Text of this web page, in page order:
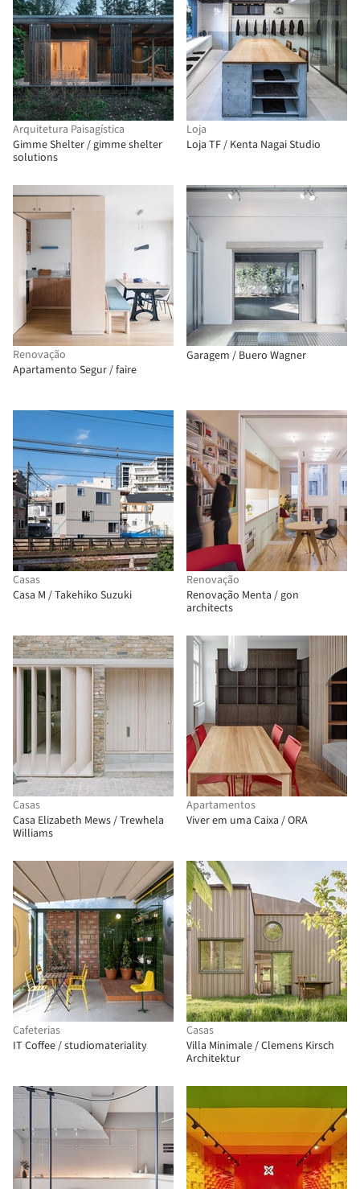
Arquitetura Paisagística
Gimme Shelter / gimme shelter
solutions
Loja
Loja TF / Kenta Nagai Studio
Renovação
Apartamento Segur / faire
Garagem / Buero Wagner
Casas
Casa M / Takehiko Suzuki
Renovação
Renovação Menta / gon
architects
Casas
Casa Elizabeth Mews / Trewhela
Williams
Apartamentos
Viver em uma Caixa / ORA
Cafeterias
IT Coffee / studiomateriality
Casas
Villa Minimale / Clemens Kirsch
Architektur